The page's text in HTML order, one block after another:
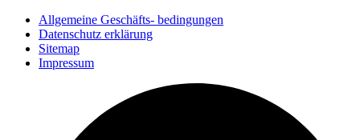
Allgemeine Geschäfts- bedingungen
Datenschutz erklärung
Sitemap
Impressum